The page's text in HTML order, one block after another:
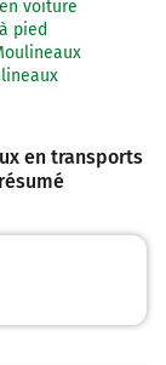
voiture
pied
en transports